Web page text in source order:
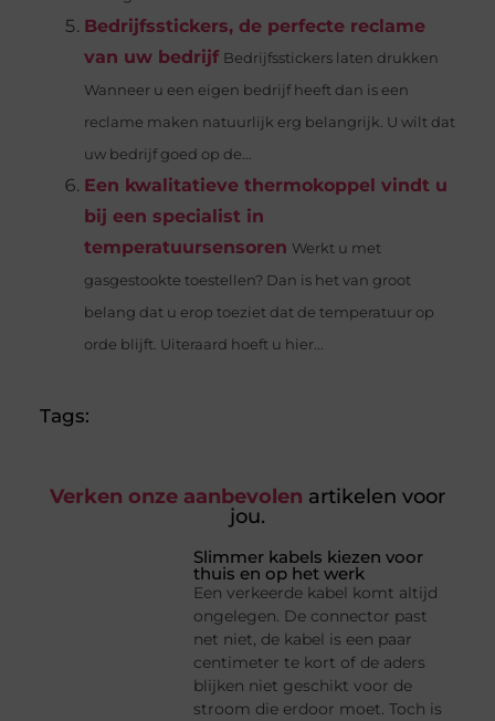
Bedrijfsstickers, de perfecte reclame
van uw bedrijf Bedrijfsstickers laten drukken
Wanneer u een eigen bedrijf heeft dan is een
reclame maken natuurlijk erg belangrijk. U wilt dat
uw bedrijf goed op de...
Een kwalitatieve thermokoppel vindt u
bij een specialist in
temperatuursensoren Werkt u met
gasgestookte toestellen? Dan is het van groot
belang dat u erop toeziet dat de temperatuur op
orde blijft. Uiteraard hoeft u hier...
Tags:
Verken onze aanbevolen artikelen voor
jou.
Slimmer kabels kiezen voor
thuis en op het werk
Een verkeerde kabel komt altijd
ongelegen. De connector past
net niet, de kabel is een paar
centimeter te kort of de aders
blijken niet geschikt voor de
stroom die erdoor moet. Toch is